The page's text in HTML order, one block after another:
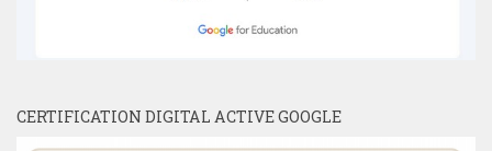
CERTIFICATION DIGITAL ACTIVE GOOGLE